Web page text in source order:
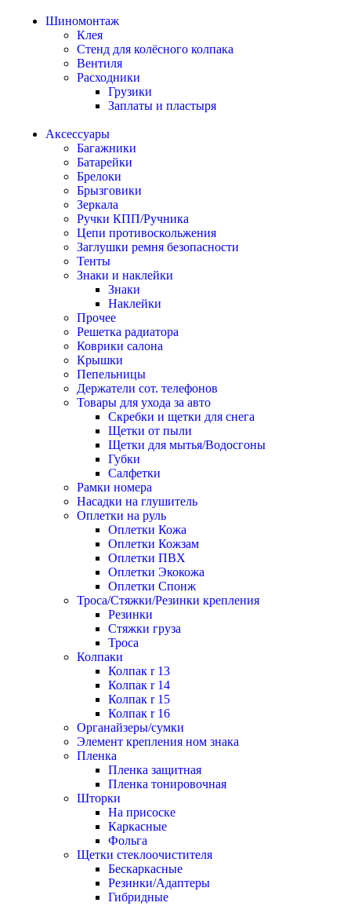
Шиномонтаж
Клея
Стенд для колёсного колпака
Вентиля
Расходники
Грузики
Заплаты и пластыря
Аксессуары
Багажники
Батарейки
Брелоки
Брызговики
Зеркала
Ручки КПП/Ручника
Цепи противоскольжения
Заглушки ремня безопасности
Тенты
Знаки и наклейки
Знаки
Наклейки
Прочее
Решетка радиатора
Коврики салона
Крышки
Пепельницы
Держатели сот. телефонов
Товары для ухода за авто
Скребки и щетки для снега
Щетки от пыли
Щетки для мытья/Водосгоны
Губки
Салфетки
Рамки номера
Насадки на глушитель
Оплетки на руль
Оплетки Кожа
Оплетки Кожзам
Оплетки ПВХ
Оплетки Экокожа
Оплетки Спонж
Троса/Стяжки/Резинки крепления
Резинки
Стяжки груза
Троса
Колпаки
Колпак r 13
Колпак r 14
Колпак r 15
Колпак r 16
Органайзеры/сумки
Элемент крепления ном знака
Пленка
Пленка защитная
Пленка тонировочная
Шторки
На присоске
Каркасные
Фольга
Щетки стеклоочистителя
Бескаркасные
Резинки/Адаптеры
Гибридные